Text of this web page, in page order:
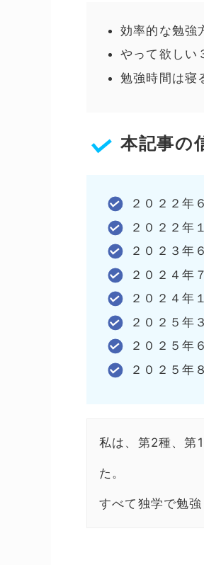
効率的な勉強
やって欲しい
勉強時間は寝
本記事の
２０２２
２０２２
２０２３
２０２４
２０２４
２０２５
２０２５年
２０２５
私は、第2種、第
た。
すべて独学で勉